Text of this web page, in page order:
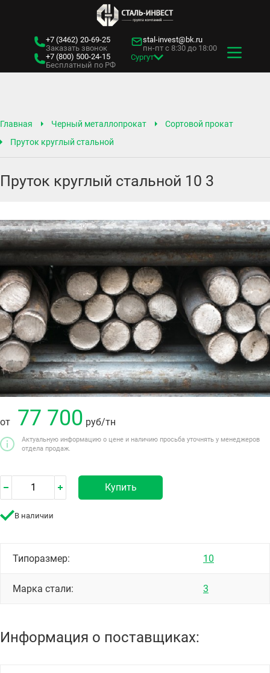
+7 (3462) 20-69-25
Заказать звонок
+7 (800) 500-24-15
Бесплатный по РФ
stal-invest@bk.ru
пн-пт с 8:30 до 18:00
Сургут
Главная Черный металлопрокат
Сортовой прокат
Пруток круглый стальной
Пруток круглый стальной 10 3
от 77 700 руб/тн
Актуальную информацию о цене и наличию просьба уточнять у менеджеров
отдела продаж.
Купить
В наличии
Типоразмер: 10
Марка стали: 3
Информация о поставщиках: